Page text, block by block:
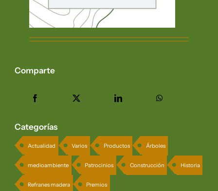
Comparte
Categorías
Actualidad Varios Productos Árboles
medioambiente Patrocinios Construcción Historia
Refranes madera Premios